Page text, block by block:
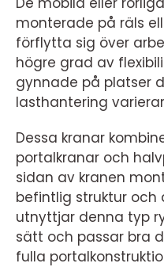
monterade på räls
förflytta sig över
högre grad av
gynnade på platser
lasthantering
Dessa kranar
portalkranar och
sidan av kranen
befintlig struktur och
utnyttjar denna typ
sätt och passar bra
fulla